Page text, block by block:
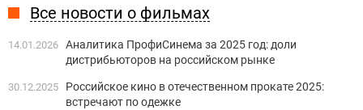
Все новости о фильмах
14.01.2026 Аналитика ПрофиСинема за 2025 год: доли
дистрибьюторов на российском рынке
30.12.2025
Российское кино в отечественном прокате 2025:
встречают по одежке